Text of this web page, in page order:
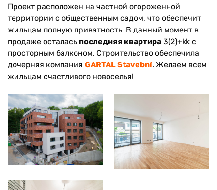
Проект расположен на частной огороженной
территории с общественным садом, что обеспечит
жильцам полную приватность. В данный момент в
продаже осталась последняя квартира 3(2)+kk с
просторным балконом. Строительство обеспечила
дочерняя компания GARTAL Stavební. Желаем всем
жильцам счастливого новоселья!